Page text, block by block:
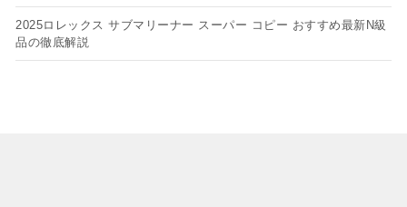
2025ロレックス サブマリーナー スーパー コピー おすすめ最新N級
品の徹底解説